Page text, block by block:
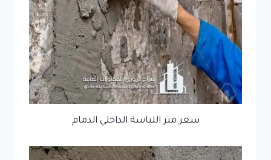
سعر متر اللياسة الداخلي الدمام